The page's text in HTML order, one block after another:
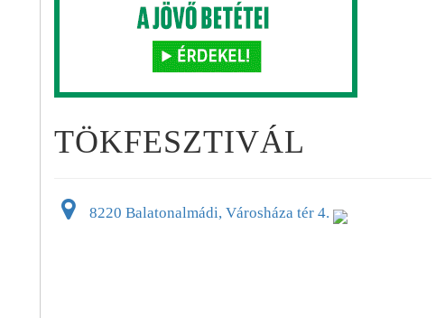
TÖKFESZTIVÁL
8220 Balatonalmádi, Városháza tér 4.